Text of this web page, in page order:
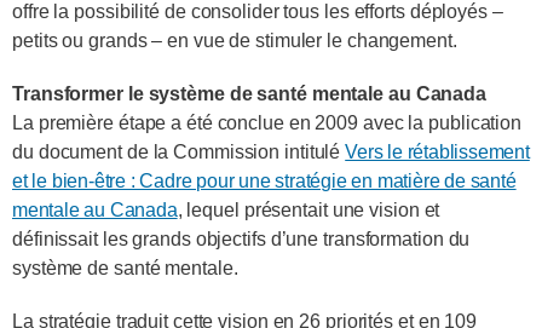
offre la possibilité de consolider tous les efforts déployés –
petits ou grands – en vue de stimuler le changement.
Transformer le système de santé mentale au Canada
La première étape a été conclue en 2009 avec la publication
du document de la Commission intituléVers le rétablissement
et le bien-être : Cadre pour une stratégie en matière de santé
mentale au Canada, lequel présentait une vision et
définissait les grands objectifs d’une transformation du
système de santé mentale.
La stratégie traduit cette vision en 26 priorités et en 109